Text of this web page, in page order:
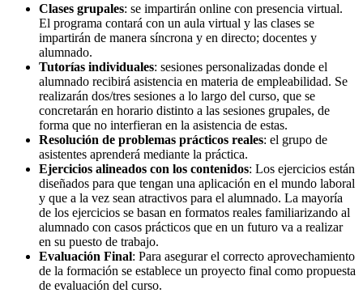
Clases grupales: se impartirán online con presencia virtual.
El programa contará con un aula virtual y las clases se
impartirán de manera síncrona y en directo; docentes y
alumnado.
Tutorías individuales: sesiones personalizadas donde el
alumnado recibirá asistencia en materia de empleabilidad. Se
realizarán dos/tres sesiones a lo largo del curso, que se
concretarán en horario distinto a las sesiones grupales, de
forma que no interfieran en la asistencia de estas.
Resolución de problemas prácticos reales: el grupo de
asistentes aprenderá mediante la práctica.
Ejercicios alineados con los contenidos: Los ejercicios están
diseñados para que tengan una aplicación en el mundo laboral
y que a la vez sean atractivos para el alumnado. La mayoría
de los ejercicios se basan en formatos reales familiarizando al
alumnado con casos prácticos que en un futuro va a realizar
en su puesto de trabajo.
Evaluación Final: Para asegurar el correcto aprovechamiento
de la formación se establece un proyecto final como propuesta
de evaluación del curso.